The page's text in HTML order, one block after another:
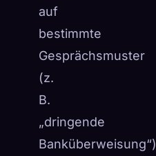
auf
bestimmte
Gesprächsmuster
(z.
B.
„dringende
Banküberweisung“)
ENTDECKTARCHETYPEN